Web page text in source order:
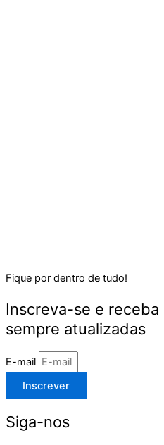
Fique por dentro de tudo!
Inscreva-se e receba
sempre atualizadas
E-mail
Inscrever
Siga-nos